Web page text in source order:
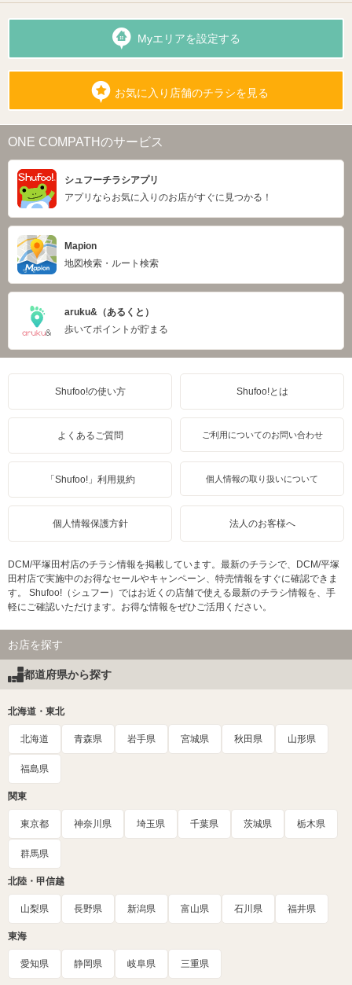
Myエリアを設定する
お気に入り店舗のチラシを見る
ONE COMPATHのサービス
シュフーチラシアプリ
アプリならお気に入りのお店がすぐに見つかる！
Mapion
地図検索・ルート検索
aruku&（あるくと）
歩いてポイントが貯まる
Shufoo!の使い方 Shufoo!とは
よくあるご質問 ご利用についてのお問い合わせ
「Shufoo!」利用規約 個人情報の取り扱いについて
個人情報保護方針 法人のお客様へ
DCM/平塚田村店のチラシ情報を掲載しています。最新のチラシで、DCM/平塚
田村店で実施中のお得なセールやキャンペーン、特売情報をすぐに確認できま
す。 Shufoo!（シュフー）ではお近くの店舗で使える最新のチラシ情報を、手
軽にご確認いただけます。お得な情報をぜひご活用ください。
お店を探す
都道府県から探す
北海道・東北
北海道 青森県 岩手県 宮城県 秋田県 山形県
福島県
関東
東京都 神奈川県 埼玉県 千葉県 茨城県 栃木県
群馬県
北陸・甲信越
山梨県 長野県 新潟県 富山県 石川県 福井県
東海
愛知県 静岡県 岐阜県 三重県